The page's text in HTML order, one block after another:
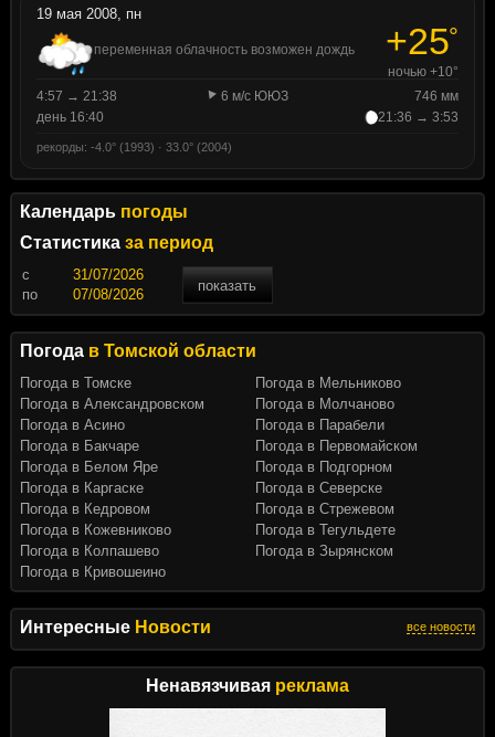
Интересные Новости все новости
Ненавязчивая реклама
19 мая 2008, пн
переменная облачность возможен дождь +25°
ночью +10°
4:57 → 21:38
6 м/с ЮЮЗ
746 мм
день 16:40
21:36 → 3:53
рекорды: -4.0° (1993) · 33.0° (2004)
Календарь погоды
Статистика за период
c
показать
по
Погода в Томской области
Погода в Томске
Погода в Александровском
Погода в Асино
Погода в Бакчаре
Погода в Белом Яре
Погода в Каргаске
Погода в Кедровом
Погода в Кожевниково
Погода в Колпашево
Погода в Кривошеино
Погода в Мельниково
Погода в Молчаново
Погода в Парабели
Погода в Первомайском
Погода в Подгорном
Погода в Северске
Погода в Стрежевом
Погода в Тегульдете
Погода в Зырянском